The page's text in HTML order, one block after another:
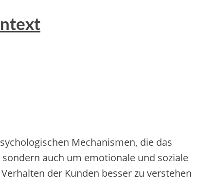
Mechanismen, die das
auch um emotionale und soziale
der Kunden besser zu verstehen